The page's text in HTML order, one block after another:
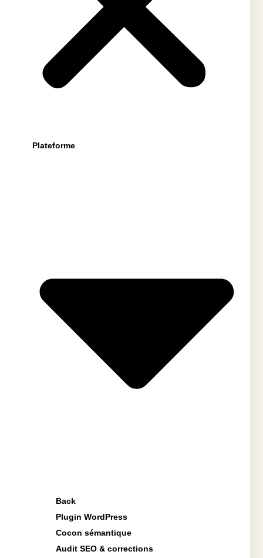
Plateforme
Back
Plugin WordPress
Cocon sémantique
Audit SEO & corrections